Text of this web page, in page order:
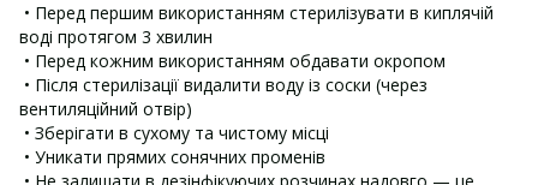
• Перед першим використанням стерилізувати в киплячій
воді протягом 3 хвилин
• Перед кожним використанням обдавати окропом
• Після стерилізації видалити воду із соски (через
вентиляційний отвір)
• Зберігати в сухому та чистому місці
• Уникати прямих сонячних променів